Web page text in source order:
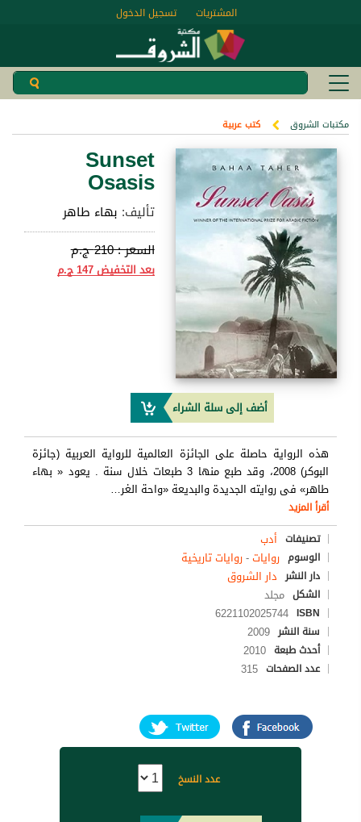
تسجيل الدخول المشتريات
مكتبات الشروق كتب عربية
Sunset
Osasis
تأليف: بهاء طاهر
السعر :210 ج.م
بعد التخفيض147 ج.م
أضف إلى سلة الشراء
هذه الرواية حاصلة على الجائزة العالمية للرواية العربية (جائزة
البوكر) 2008، وقد طبع منها 3 طبعات خلال سنة . يعود « بهاء
طاهر» فى روايته الجديدة والبديعة «واحة الغر…
أقرأ المزيد
تصنيفات أدب
الوسوم روايات-روايات تاريخية
دار النشر دار الشروق
الشكل مجلد
ISBN
6221102025744
سنة النشر 2009
أحدث طبعة 2010
عدد الصفحات 315
عدد النسخ